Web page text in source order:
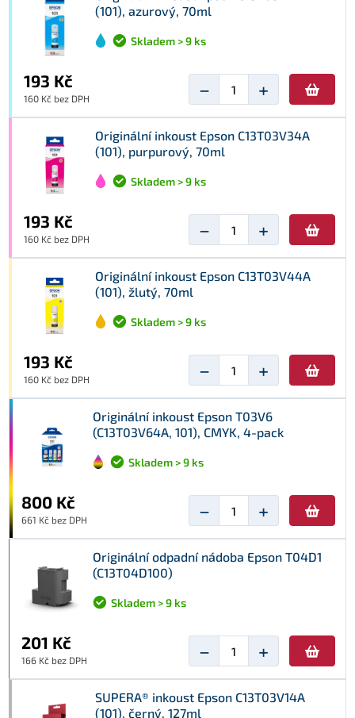
(101), azurový, 70ml
Skladem > 9 ks
193 Kč
160 Kč bez DPH − +
Originální inkoust Epson C13T03V34A
(101), purpurový, 70ml
Skladem > 9 ks
193 Kč
160 Kč bez DPH − +
Originální inkoust Epson C13T03V44A
(101), žlutý, 70ml
Skladem > 9 ks
193 Kč
160 Kč bez DPH − +
Originální inkoust Epson T03V6
(C13T03V64A, 101), CMYK, 4-pack
Skladem > 9 ks
800 Kč
661 Kč bez DPH − +
Originální odpadní nádoba Epson T04D1
(C13T04D100)
Skladem > 9 ks
201 Kč
166 Kč bez DPH − +
SUPERA® inkoust Epson C13T03V14A
(101), černý, 127ml